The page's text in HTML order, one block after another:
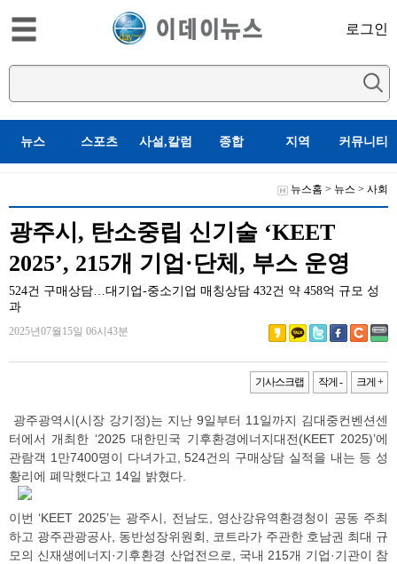
로그인
뉴스 스포츠 사설,칼럼 종합 지역 커뮤니티
뉴스홈 > 뉴스 > 사회
광주시, 탄소중립 신기술 ‘KEET
2025’, 215개 기업·단체, 부스 운영
524건 구매상담…대기업-중소기업 매칭상담 432건 약 458억 규모 성
과
2025년07월15일 06시43분
기사스크랩 작게 - 크게 +
광주광역시(시장 강기정)는 지난 9일부터 11일까지 김대중컨벤션센
터에서 개최한 ‘2025 대한민국 기후환경에너지대전(KEET 2025)’에
관람객 1만7400명이 다녀가고, 524건의 구매상담 실적을 내는 등 성
황리에 폐막했다고 14일 밝혔다.
이번 ‘KEET 2025’는 광주시, 전남도, 영산강유역환경청이 공동 주최
하고 광주관광공사, 동반성장위원회, 코트라가 주관한 호남권 최대 규
모의 신재생에너지·기후환경 산업전으로, 국내 215개 기업·기관이 참